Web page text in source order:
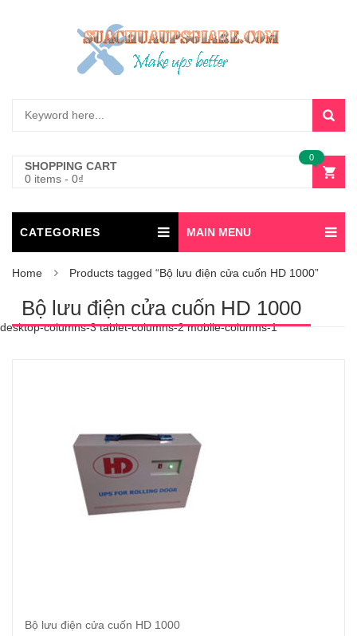
SHOPPING CART
0 items - 0₫
0
CATEGORIES MAIN MENU
Home Products tagged “Bộ lưu điện cửa cuốn HD 1000”
Bộ lưu điện cửa cuốn HD 1000
desktop-columns-3 tablet-columns-2 mobile-columns-1
Bộ lưu điện cửa cuốn HD 1000